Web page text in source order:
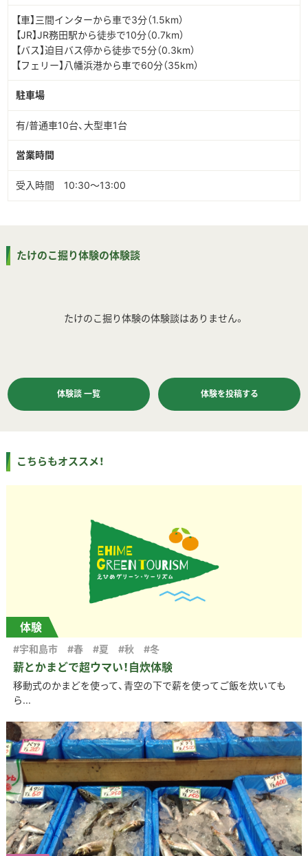
【車】三間インターから車で3分（1.5km）
【JR】JR務田駅から徒歩で10分（0.7km）
【バス】迫目バス停から徒歩で5分（0.3km）
【フェリー】八幡浜港から車で60分（35km）
駐車場
有/普通車10台、大型車1台
営業時間
受入時間 10:30～13:00
たけのこ掘り体験の体験談
たけのこ掘り体験の体験談はありません。
体験談 一覧 体験を投稿する
こちらもオススメ！
体験
薪とかまどで超ウマい！自炊体験
#宇和島市 #春 #夏 #秋 #冬
移動式のかまどを使って、青空の下で薪を使ってご飯を炊いても
ら...